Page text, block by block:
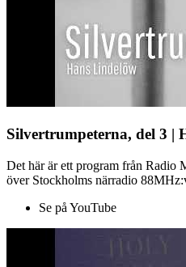
Silvertrumpeterna, del 3 |
Det här är ett program från Radio
över Stockholms närradio
Se på YouTube